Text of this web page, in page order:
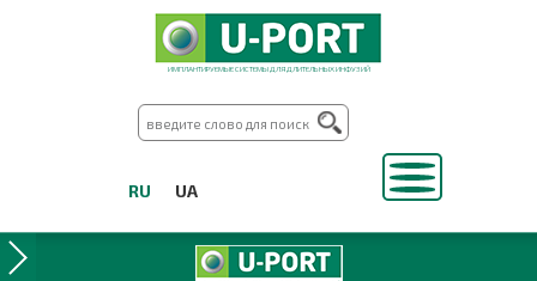
ИМПЛАНТИРУЕМЫЕ СИСТЕМЫ ДЛЯ ДЛИТЕЛЬНЫХ ИНФУЗИЙ
RU UA